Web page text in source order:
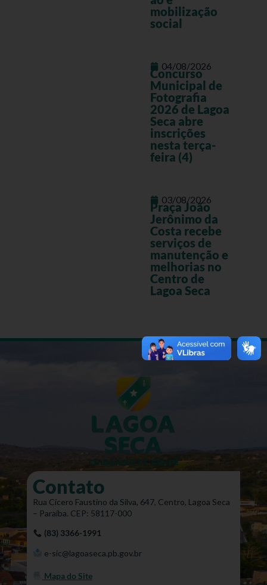
mobilização
social
04/08/2026
Concurso
Municipal de
Fotografia
2026 de Lagoa
Seca abre
inscrições
nesta terça-
feira (4)
03/08/2026
Praça João
Jerônimo da
Costa recebe
serviços de
manutenção e
melhorias no
Centro de
Lagoa Seca
Contato
Rua Cícero Faustino da Silva, 647, Centro, Lagoa Seca
– Paraíba. CEP: 58117-000
(83) 3366-1991
e-sic@lagoaseca.pb.gov.br
Mapa do Site